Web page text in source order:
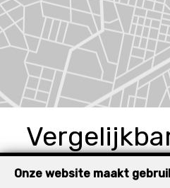
Onze website maakt